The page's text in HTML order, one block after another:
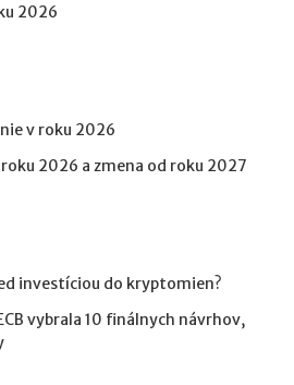
2026
v roku 2026
2026 a zmena od roku 2027
investíciou do kryptomien?
vybrala 10 finálnych návrhov,